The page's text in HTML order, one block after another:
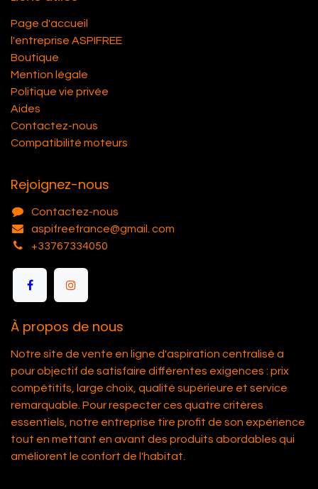
Page d'accueil
l'entreprise ASPIFREE
Boutique
Mention légale
Politique vie privée
Aides
Contactez-nous
Compatibilité moteurs
Rejoignez-nous
Contactez-nous
aspifreefrance@gmail. com
+33767334050
À propos de nous
Notre site de vente en ligne d'aspiration centralisé a
pour objectif de satisfaire différentes exigences : prix
compétitifs, large choix, qualité supérieure et service
remarquable. Pour respecter ces quatre critères
essentiels, notre entreprise tire profit de son expérience
tout en mettant en avant des produits abordables qui
améliorent le confort de l'habitat.